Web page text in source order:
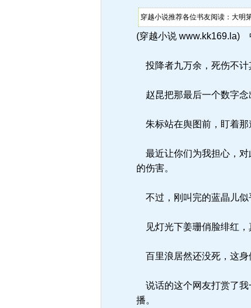
穿越小说推荐各位书友阅读：大明
(穿越小说 www.kk169.la)
投降者九万余，死伤不计
赵昆把那最后一个数字念
朱标站在舆图前，盯着那
最近让你们为我担心，对
的伤害。
不过，刚叫完的蓝晶儿似
见灯光下姜珊俏脸绯红，
百里浪居然还没死，这身
说话的这个网友打赏了我
播。